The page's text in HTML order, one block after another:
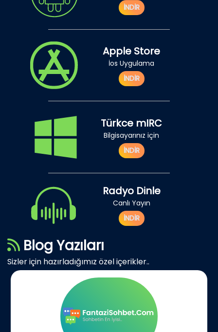
İNDİR
Apple Store
İos Uygulama
İNDİR
Türkce mIRC
Bilgisayarınız için
İNDİR
Radyo Dinle
Canlı Yayın
İNDİR
Blog Yazıları
Sizler için hazırladığımız özel içerikler..